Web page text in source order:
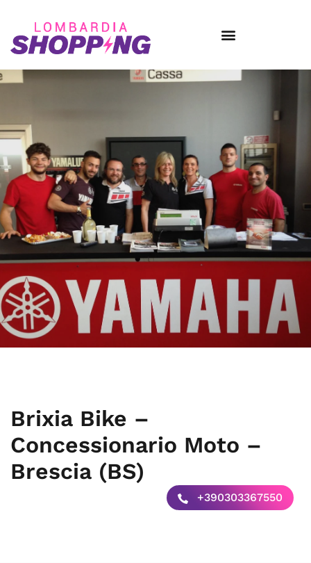
Brixia Bike –
Concessionario Moto –
Brescia (BS)
+390303367550